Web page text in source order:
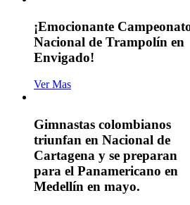
¡Emocionante
Nacional de Trampolín en
Envigado!
Ver Mas
Gimnastas colombianos
triunfan en Nacional de
Cartagena y se preparan
para el Panamericano en
Medellín en mayo.